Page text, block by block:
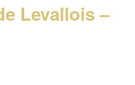
Levallois –